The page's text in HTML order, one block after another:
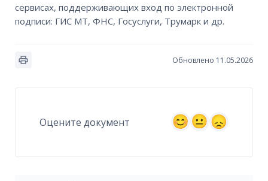
сервисах, поддерживающих вход по электронной
подписи: ГИС МТ, ФНС, Госуслуги, Трумарк и др.
Обновлено 11.05.2026
Оцените документ